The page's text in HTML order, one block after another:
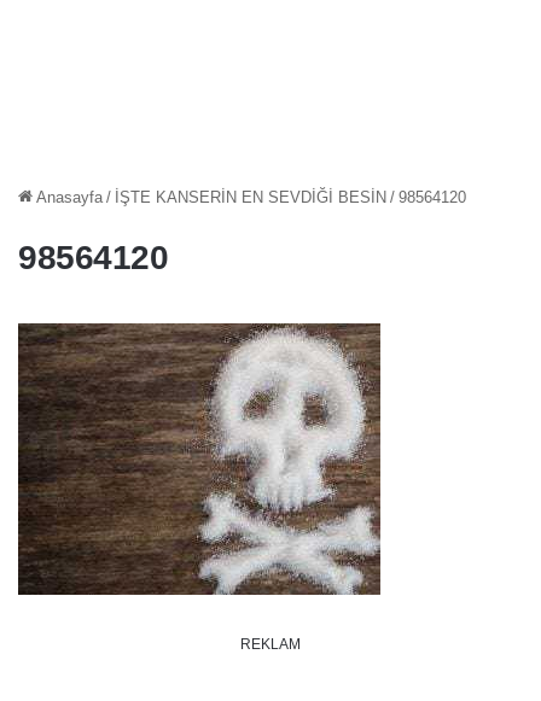
Anasayfa / İŞTE KANSERİN EN SEVDİĞİ BESİN / 98564120
98564120
REKLAM